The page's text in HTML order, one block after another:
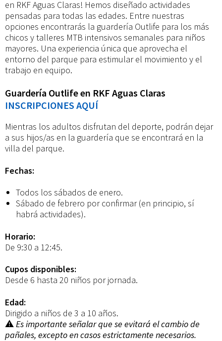
y
guardería
en RKF Aguas Claras! Hemos diseñado actividades
pensadas para todas las edades. Entre nuestras
opciones encontrarás la guardería Outlife para los más
chicos y talleres MTB intensivos semanales para niños
mayores. Una experiencia única que aprovecha el
entorno del parque para estimular el movimiento y el
trabajo en equipo.
Guardería Outlife en RKF Aguas Claras
INSCRIPCIONES AQUÍ
Mientras los adultos disfrutan del deporte, podrán dejar
a sus hijos/as en la guardería que se encontrará en la
villa del parque.
Fechas:
Todos los sábados de enero.
Sábado de febrero por confirmar (en principio, sí
habrá actividades).
Horario:
De 9:30 a 12:45.
Cupos disponibles:
Desde 6 hasta 20 niños por jornada.
Edad:
Dirigido a niños de 3 a 10 años.
⚠️ Es importante señalar que se evitará el cambio de
pañales, excepto en casos estrictamente necesarios.